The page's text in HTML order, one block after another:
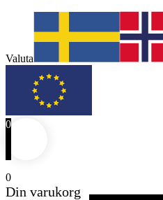
Valuta
0
0
Din varukorg